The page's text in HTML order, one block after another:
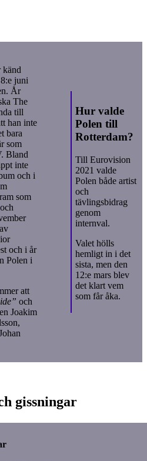
känd
juni
År
The
till
han inte
bara
som
Bland
inte
och i
som
och i år
Polen i
att
och
Joakim
Hur valde
Polen till
Rotterdam?
Till Eurovision
2021 valde
Polen både artist
och
tävlingsbidrag
genom
internval.
Valet hölls
hemligt in i det
sista, men den
12:e mars blev
det klart vem
som får åka.
gissningar